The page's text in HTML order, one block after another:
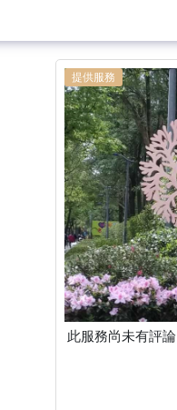
提供服務
此服務尚未有評論